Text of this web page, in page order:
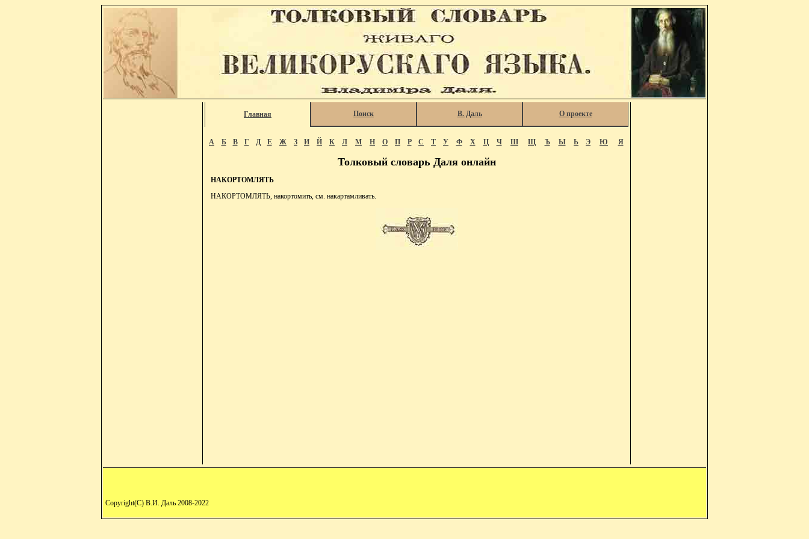
Главная Поиск В. Даль О проекте
А Б В Г Д Е Ж З И Й К Л М Н О П Р С Т У Ф Х Ц Ч Ш Щ Ъ Ы Ь Э Ю Я
Толковый словарь Даля онлайн
НАКОРТОМЛЯТЬ
НАКОРТОМЛЯТЬ, накортомить, см. накартамливать.
Copyright(C) В.И. Даль 2008-2022